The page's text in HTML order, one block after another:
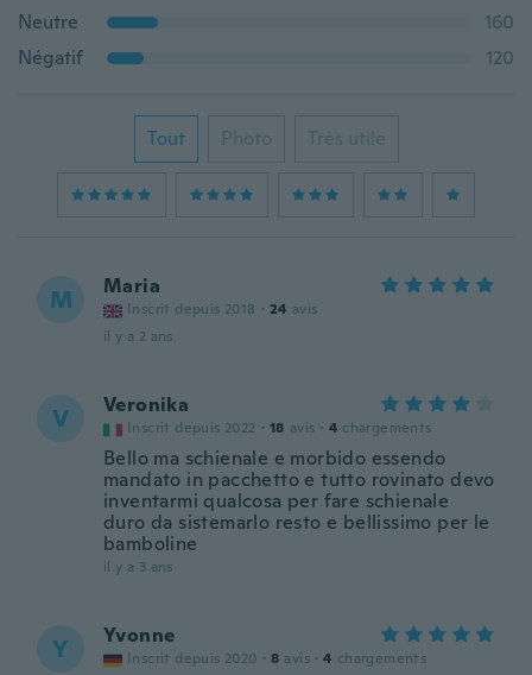
Neutre
160
Négatif
120
Tout Photo Très utile
M Maria
Inscrit depuis 2018 · 24 avis
il y a 2 ans
V Veronika
Inscrit depuis 2022 · 18 avis · 4 chargements
Bello ma schienale e morbido essendo
mandato in pacchetto e tutto rovinato devo
inventarmi qualcosa per fare schienale
duro da sistemarlo resto e bellissimo per le
bamboline
il y a 3 ans
Y Yvonne
Inscrit depuis 2020 · 8 avis · 4 chargements